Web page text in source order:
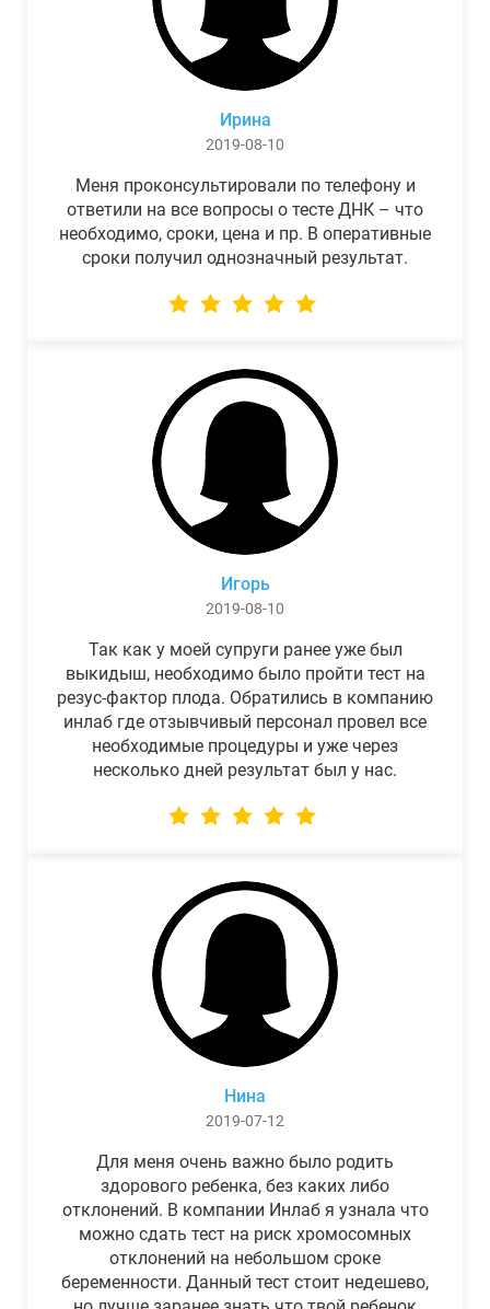
Ирина
2019-08-10
Меня проконсультировали по телефону и
ответили на все вопросы о тесте ДНК – что
необходимо, сроки, цена и пр. В оперативные
сроки получил однозначный результат.
Игорь
2019-08-10
Так как у моей супруги ранее уже был
выкидыш, необходимо было пройти тест на
резус-фактор плода. Обратились в компанию
инлаб где отзывчивый персонал провел все
необходимые процедуры и уже через
несколько дней результат был у нас.
Нина
2019-07-12
Для меня очень важно было родить
здорового ребенка, без каких либо
отклонений. В компании Инлаб я узнала что
можно сдать тест на риск хромосомных
отклонений на небольшом сроке
беременности. Данный тест стоит недешево,